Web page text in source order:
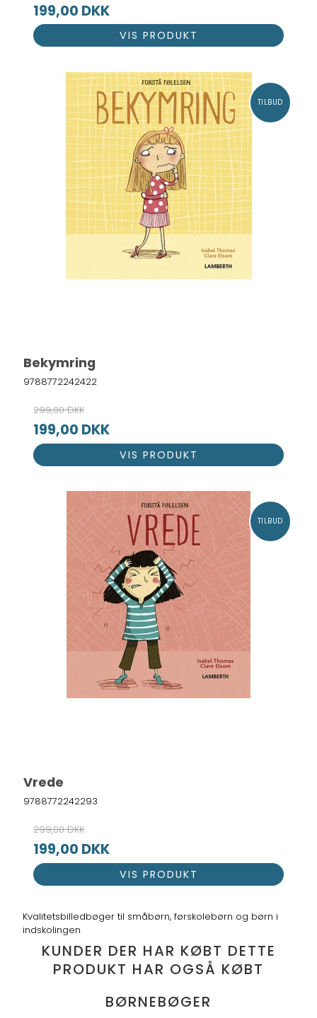
199,00 DKK
VIS PRODUKT
TILBUD
Bekymring
9788772242422
299,00 DKK
199,00 DKK
VIS PRODUKT
TILBUD
Vrede
9788772242293
299,00 DKK
199,00 DKK
VIS PRODUKT
Kvalitetsbilledbøger til småbørn, førskolebørn og børn i
indskolingen
KUNDER DER HAR KØBT DETTE
PRODUKT HAR OGSÅ KØBT
BØRNEBØGER